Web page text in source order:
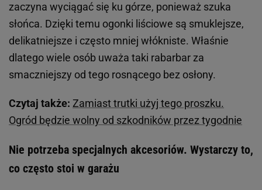
zaczyna wyciągać się ku górze, ponieważ szuka
słońca. Dzięki temu ogonki liściowe są smuklejsze,
delikatniejsze i często mniej włókniste. Właśnie
dlatego wiele osób uważa taki rabarbar za
smaczniejszy od tego rosnącego bez osłony.
Czytaj także: Zamiast trutki użyj tego proszku.
Ogród będzie wolny od szkodników przez tygodnie
Nie potrzeba specjalnych akcesoriów. Wystarczy to,
co często stoi w garażu